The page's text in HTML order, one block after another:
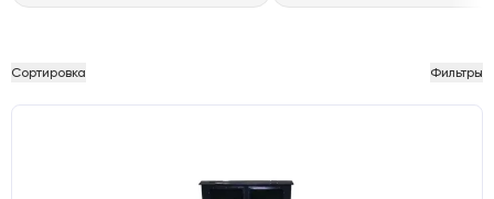
Сортировка Фильтры